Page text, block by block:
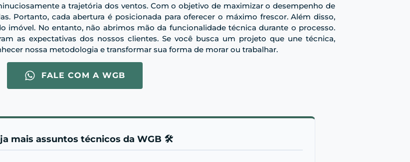
a trajetória dos ventos. Com o objetivo de maximizar o desempenho de
Portanto, cada abertura é posicionada para oferecer o máximo frescor. Além disso,
imóvel. No entanto, não abrimos mão da funcionalidade técnica durante o processo.
as expectativas dos nossos clientes. Se você busca um projeto que une técnica,
nossa metodologia e transformar sua forma de morar ou trabalhar.
FALE COM A WGB
mais assuntos técnicos da WGB 🛠️